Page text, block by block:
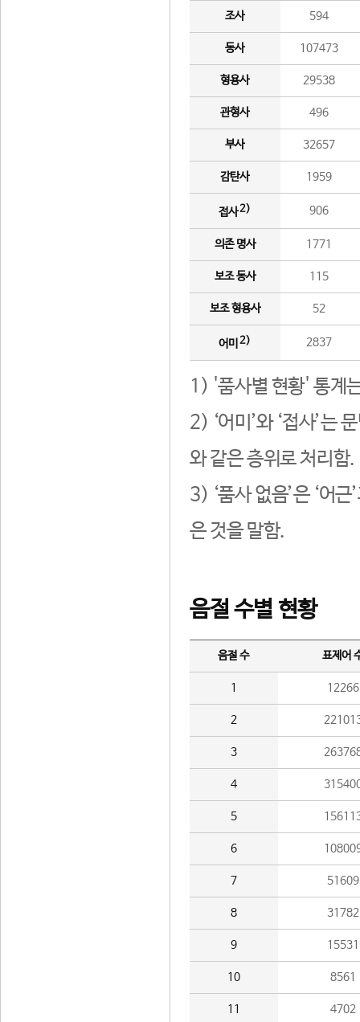
조사 594
동사 107473
형용사 29538
관형사 496
부사 32657
감탄사 1959
접사2) 906
의존 명사 1771
보조 동사 115
보조 형용사 52
어미 2) 2837
1) '품사별 현황' 통계
2) ‘어미’와 ‘접사’는
와 같은 층위로 처리함.
3) ‘품사 없음’은 ‘어
은 것을 말함.
음절 수별 현황
음절 수 표제어
1 12266
2
3
4
5
6
7 51609
8 31782
9 15531
10 8561
11 4702